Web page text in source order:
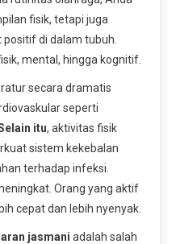
fisik, tetapi juga
di dalam tubuh.
mental, hingga kognitif.
secara dramatis
seperti
itu, aktivitas fisik
sistem kekebalan
terhadap infeksi.
Orang yang aktif
cepat dan lebih nyenyak.
jasmani adalah salah